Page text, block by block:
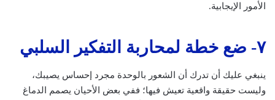
الأمور الإيجابية.
٧- ضع خطة لمحاربة التفكير السلبي
ينبغي عليك أن تدرك أن الشعور بالوحدة مجرد إحساس يصيبك،
وليست حقيقة واقعية تعيش فيها؛ ففي بعض الأحيان يصمم الدماغ